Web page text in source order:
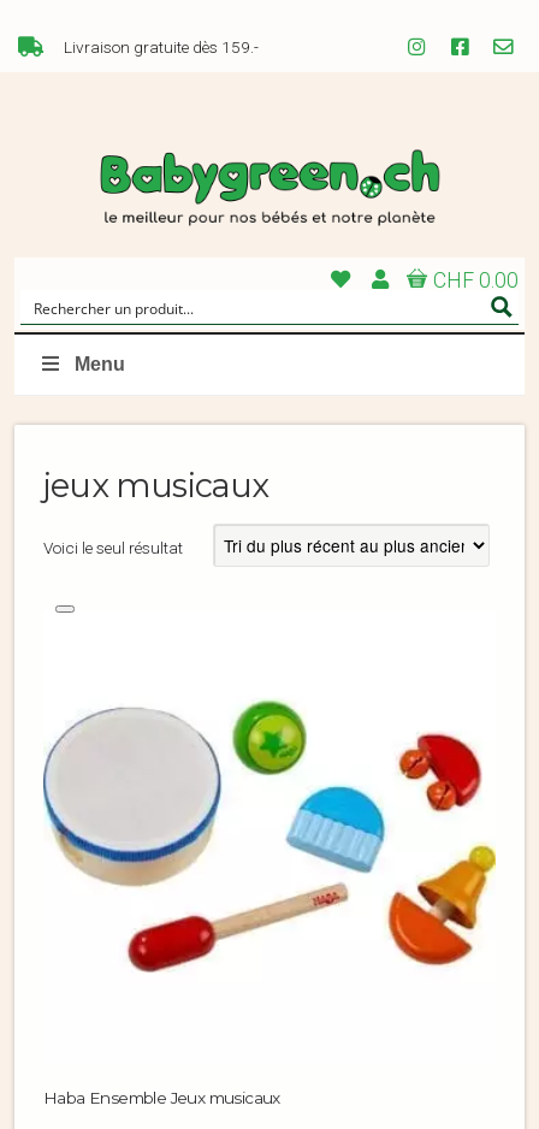
Livraison gratuite dès 159.-
CHF 0.00
Menu
jeux musicaux
Voici le seul résultat
Haba Ensemble Jeux musicaux